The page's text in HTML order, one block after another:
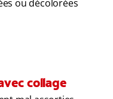
ou décolorées
collage